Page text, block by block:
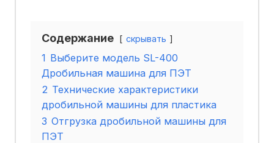
Содержание скрывать
1 Выберите модель SL-400
Дробильная машина для ПЭТ
2 Технические характеристики
дробильной машины для пластика
3 Отгрузка дробильной машины для
ПЭТ